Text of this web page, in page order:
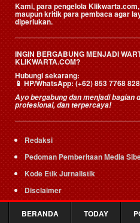
Kami, para pengelola
maupun kritik para pembaca agar
diperlukan.
INGIN BERGABUNG MENJADI
KLIKWARTA.COM?
Hubungi sekarang:
📱HP/WhatsApp:(+62) 853 7768
Ayo bergabung dan menjadi bagian
profesional, dan terpercaya!
Redaksi
Pedoman Pemberitaan Media
Kode Etik Jurnalistik
Disclaimer
BERANDA TODAY